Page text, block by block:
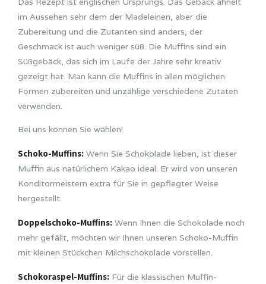
im Aussehen sehr dem der Madeleinen, aber die
Zubereitung und die Zutanten sind anders, der
Geschmack ist auch weniger süß. Die Muffins sind ein
Süßgebäck, das sich im Laufe der Jahre sehr kreativ
gezeigt hat. Man kann die Muffins in allen möglichen
Formen zubereiten und unzählige verschiedene Zutaten
verwenden.
Bei uns können Sie wählen!
Schoko-Muffins: Wenn Sie Schokolade lieben, ist dieser
Muffin aus natürlichem Kakao ideal. Er wird von unseren
Konditormeistern extra für Sie in gepflegter Weise
hergestellt.
Doppelschoko-Muffins: Wenn Ihnen die Schokolade noch
mehr gefällt, möchten wir Ihnen unseren Schoko-Muffin
mit kleinen Stückchen Milchschokolade vorstellen.
Schokoraspel-Muffins: Für die klassischen Muffin-